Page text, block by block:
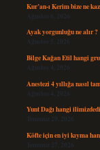
Kur’an-ı Kerim bize ne
Ağustos 6, 2026
Ayak yorgunluğu ne alır ?
Ağustos 5, 2026
Bilge Kağan Etil hangi
Ağustos 4, 2026
Anestezi 4 yıllığa nasıl
Ağustos 4, 2026
Yunt Dağı hangi
Temmuz 29, 2026
Köfte için en iyi kıyma
Temmuz 27, 2026